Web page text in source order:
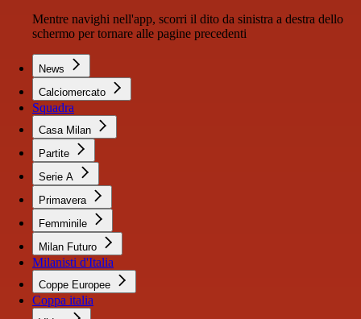
Mentre navighi nell'app, scorri il dito da sinistra a destra dello
schermo per tornare alle pagine precedenti
News
Calciomercato
Squadra
Casa Milan
Partite
Serie A
Primavera
Femminile
Milan Futuro
Milanisti d'Italia
Coppe Europee
Coppa italia